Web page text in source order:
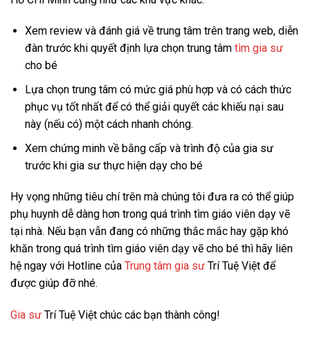
Xem review và đánh giá về trung tâm trên trang web, diễn
đàn trước khi quyết định lựa chọn trung tâm tìm gia sư
cho bé
Lựa chọn trung tâm có mức giá phù hợp và có cách thức
phục vụ tốt nhất để có thể giải quyết các khiếu nại sau
này (nếu có) một cách nhanh chóng.
Xem chứng minh về bằng cấp và trình độ của gia sư
trước khi gia sư thực hiện dạy cho bé
Hy vọng những tiêu chí trên mà chúng tôi đưa ra có thể giúp
phụ huynh dễ dàng hơn trong quá trình tìm giáo viên dạy vẽ
tại nhà. Nếu bạn vẫn đang có những thắc mắc hay gặp khó
khăn trong quá trình tìm giáo viên dạy vẽ cho bé thì hãy liên
hệ ngay với Hotline của Trung tâm gia sư Trí Tuệ Việt để
được giúp đỡ nhé.
Gia sư Trí Tuệ Việt chúc các bạn thành công!